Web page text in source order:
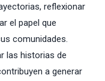
reflexionar
el papel que
comunidades.
las historias de
a generar